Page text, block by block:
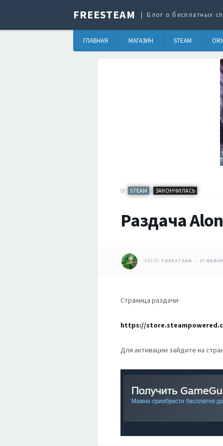
FREESTEAM Блог о бесплатных
ГЛАВНАЯ МАГАЗИН STEAM
STEAM / ЗАКОНЧИЛАСЬ
Раздача
АВТОР: FREESTEAM 27
Страница раздачи:
https://
Для активации зайдите на